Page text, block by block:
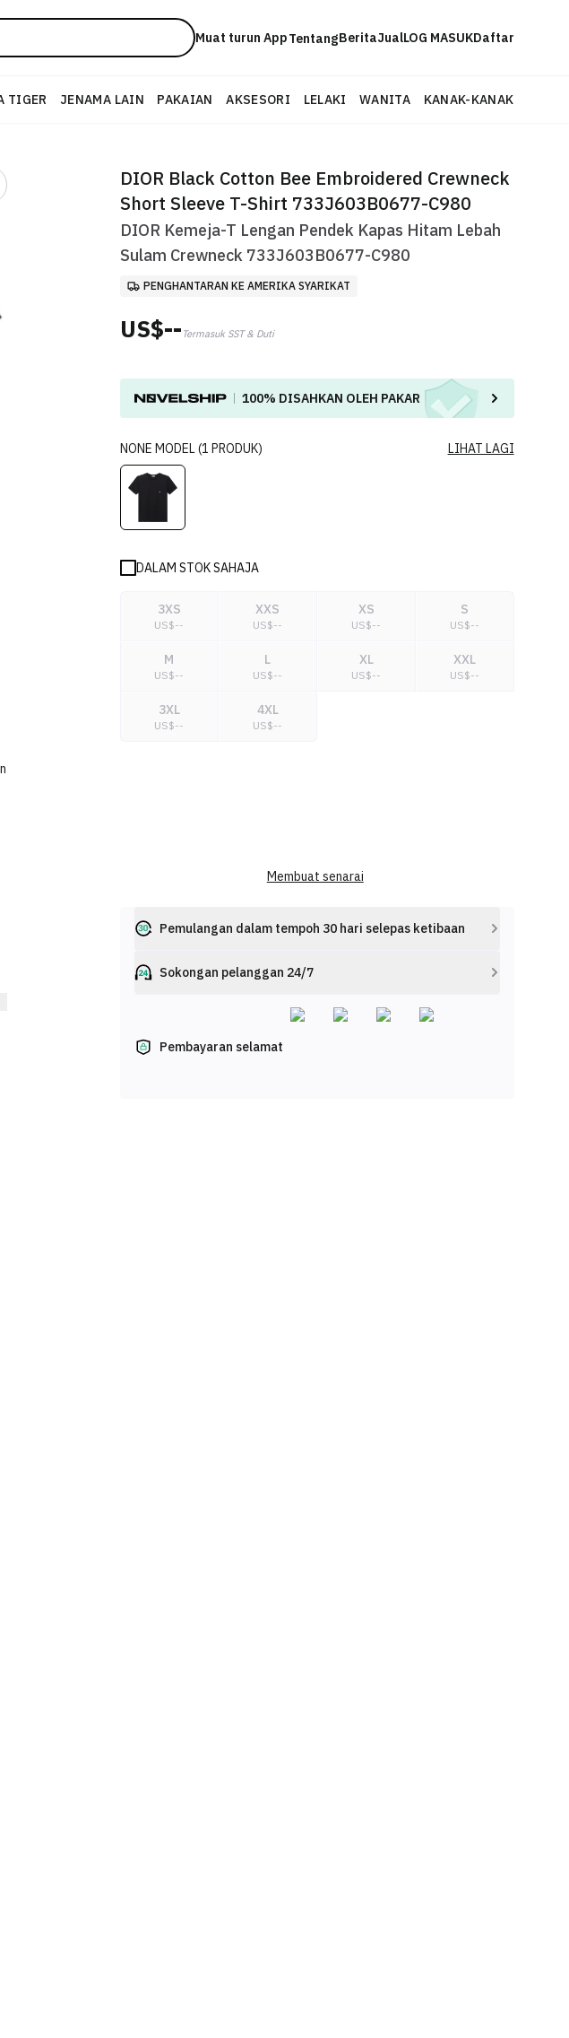
Muat turun AppTentangBeritaJualLOG MASUKDaftar
TIGER JENAMA LAIN PAKAIAN AKSESORI LELAKI WANITA KANAK-KANAK
DIOR Black Cotton Bee Embroidered Crewneck
Short Sleeve T-Shirt 733J603B0677-C980
DIOR Kemeja-T Lengan Pendek Kapas Hitam Lebah
Sulam Crewneck 733J603B0677-C980
PENGHANTARAN KE AMERIKA SYARIKAT
US$-- Termasuk SST & Duti
100% DISAHKAN OLEH PAKAR
NONE MODEL(1 PRODUK) LIHAT LAGI
DALAM STOK SAHAJA
3XS
US$--
XXS
US$--
XS
US$--
S
US$--
M
US$--
L
US$--
XL
US$--
XXL
US$--
3XL
US$--
4XL
US$--
Membuat senarai
Pemulangan dalam tempoh 30 hari selepas ketibaan
Sokongan pelanggan 24/7
Pembayaran selamat